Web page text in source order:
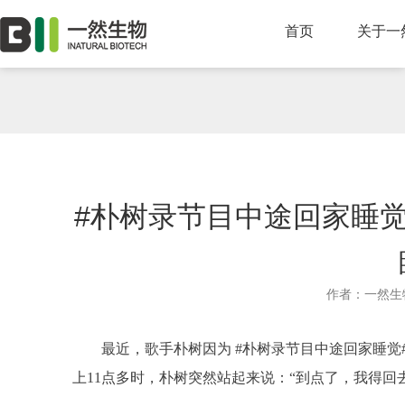
首页 关于一
#朴树录节目中途回家睡
作者：一然
最近，歌手朴树因为 #朴树录节目中途回家睡
上11点多时，朴树突然站起来说：“到点了，我得回